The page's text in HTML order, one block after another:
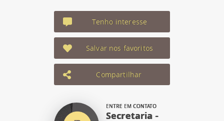
Tenho interesse
Salvar nos favoritos
Compartilhar
ENTRE EM CONTATO
Secretaria -